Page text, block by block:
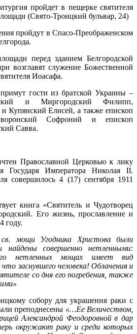
пройдет в пещерке святителя
(Свято-Троицкий бульвар, 24)
пройдут в Спасо-Преображенском
перед зданием Белгородской
возглавят служение Божественной
Иоасафа.
гости из братской Украины –
и Миргородский Филипп,
Купянский Елисей, а также епископ
Софроний и епископ
Савва.
Православной Церковью к лику
Государя Императора Николая II.
совершилось 4 (17) сентября 1911
книга «Святитель и Чудотворец
Его жизнь, прославление и
году.
мощи Угодника Христова были
найдены совершенно нетленными:
нетленных мощах имеет вид
что заснувшего человека! Облачения и
со дня его погребения, также
собору для украшения раки с
преподнесены «…Ее Величеством,
Александрой Феодоровной в дар
окружают раку и среди которых